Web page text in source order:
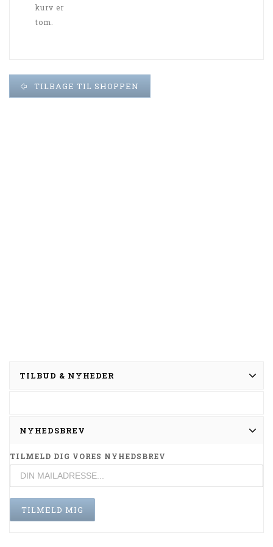
kurv er
tom.
TILBAGE TIL SHOPPEN
TILBUD & NYHEDER
NYHEDSBREV
TILMELD DIG VORES NYHEDSBREV